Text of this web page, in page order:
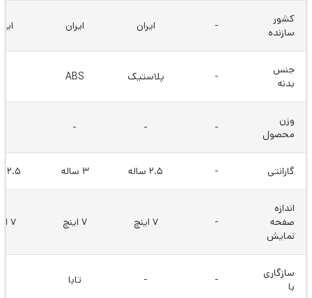
کشور
سازنده
- ایران ایران
جنس
بدنه
- پلاستیک ABS
وزن
محصول
-
-
-
گارانتی - 2.5 ساله 3 ساله 2.5 ساله
اندازه
صفحه
نمایش
- 7 اینچ 7 اینچ 7 اینچ
سازگاری
با
-
- تابا